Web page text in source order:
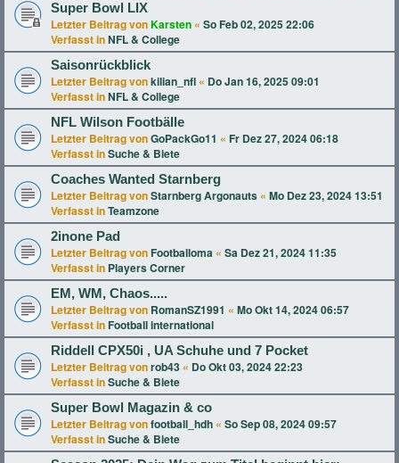
Super Bowl LIX
Letzter Beitrag vonKarsten « So Feb 02, 2025 22:06
Verfasst inNFL & College
Saisonrückblick
Letzter Beitrag vonkilian_nfl « Do Jan 16, 2025 09:01
Verfasst inNFL & College
NFL Wilson Footbälle
Letzter Beitrag vonGoPackGo11 « Fr Dez 27, 2024 06:18
Verfasst inSuche & Biete
Coaches Wanted Starnberg
Letzter Beitrag vonStarnberg Argonauts « Mo Dez 23, 2024 13:51
Verfasst inTeamzone
2inone Pad
Letzter Beitrag von Footballoma « Sa Dez 21, 2024 11:35
Verfasst in Players Corner
EM, WM, Chaos.....
Letzter Beitrag von RomanSZ1991 « Mo Okt 14, 2024 06:57
Verfasst in Football international
Riddell CPX50i , UA Schuhe und 7 Pocket
Letzter Beitrag vonrob43 « Do Okt 03, 2024 22:23
Verfasst inSuche & Biete
Super Bowl Magazin & co
Letzter Beitrag vonfootball_hdh « So Sep 08, 2024 09:57
Verfasst inSuche & Biete